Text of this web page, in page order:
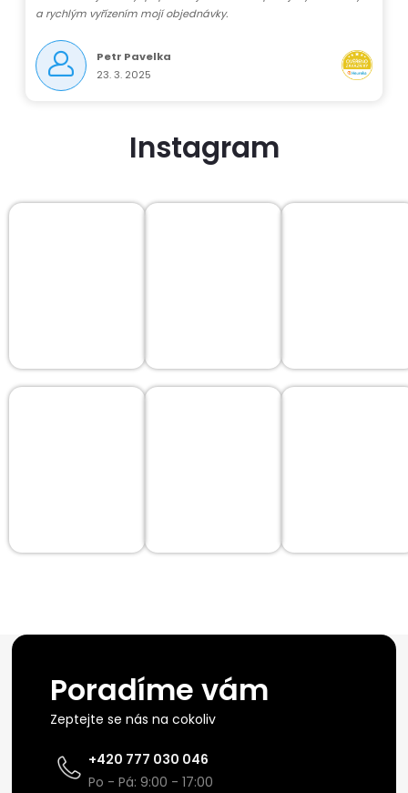
a rychlým vyřízením mojí objednávky.
Petr Pavelka
23. 3. 2025
Instagram
Poradíme vám
Zeptejte se nás na cokoliv
+420 777 030 046
Po - Pá: 9:00 - 17:00